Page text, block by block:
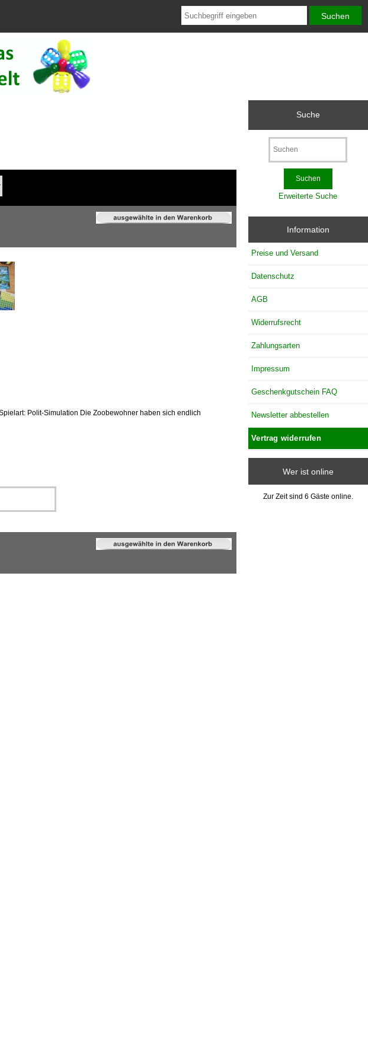
Polit-Simulation Die Zoobewohner haben sich endlich
Suche
Erweiterte Suche
Information
Preise und Versand
Datenschutz
AGB
Widerrufsrecht
Zahlungsarten
Impressum
Geschenkgutschein FAQ
Newsletter abbestellen
Vertrag widerrufen
Wer ist online
Zur Zeit sind 6 Gäste online.